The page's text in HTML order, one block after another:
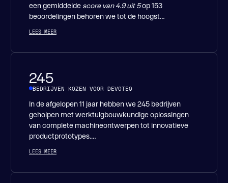
een gemiddelde score van 4.9 uit 5op 153
beoordelingen behoren we tot de hoogst
LEES MEER
245
BEDRIJVEN KOZEN VOOR DEVOTEQ
In de afgelopen 11 jaar hebben we 245 bedrijven
geholpen met werktuigbouwkundige oplossingen
van complete machineontwerpen tot innovatieve
productprototypes.
LEES MEER